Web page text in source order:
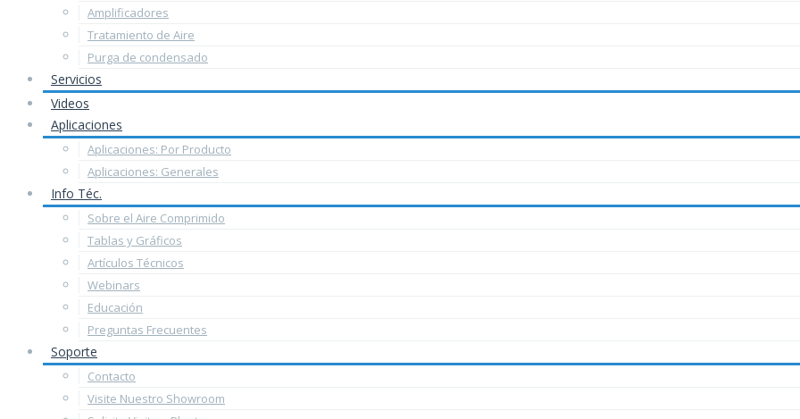
Amplificadores
Tratamiento de Aire
Purga de condensado
Servicios
Videos
Aplicaciones
Aplicaciones: Por Producto
Aplicaciones: Generales
Info Téc.
Sobre el Aire Comprimido
Tablas y Gráficos
Artículos Técnicos
Webinars
Educación
Preguntas Frecuentes
Soporte
Contacto
Visite Nuestro Showroom